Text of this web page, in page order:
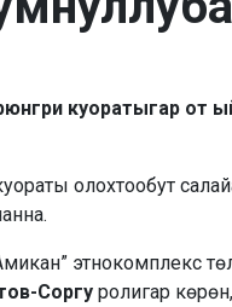
куоратыгар от
олохтообут
этнокомплекс
Соргу ролигар